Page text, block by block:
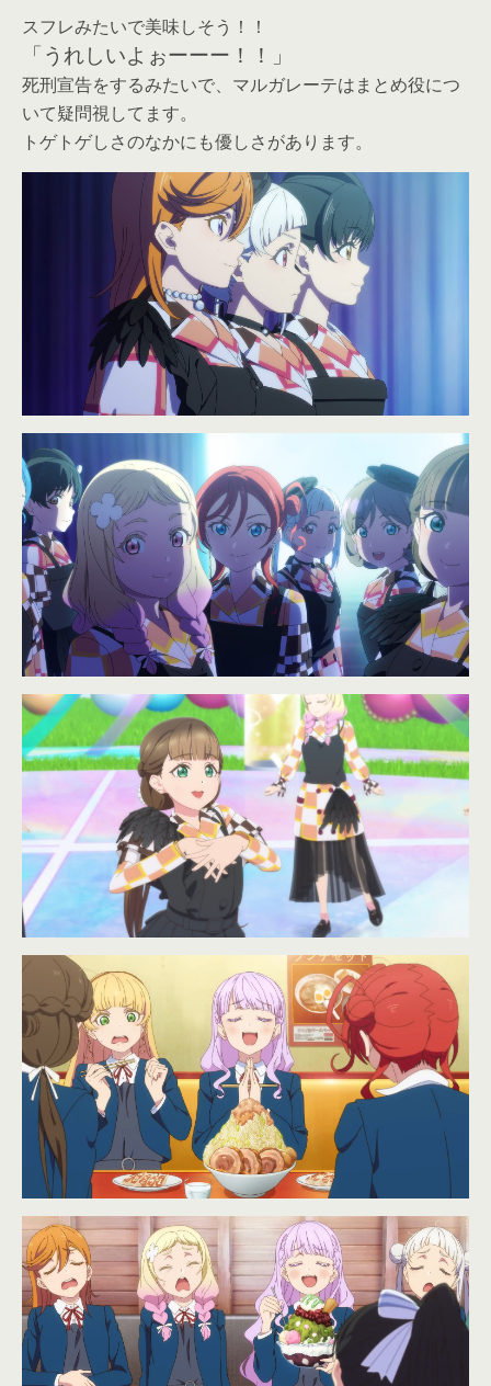
スフレみたいで美味しそう！！
「うれしいよぉーーー！！」
死刑宣告をするみたいで、マルガレーテはまとめ役につ
いて疑問視してます。
トゲトゲしさのなかにも優しさがあります。